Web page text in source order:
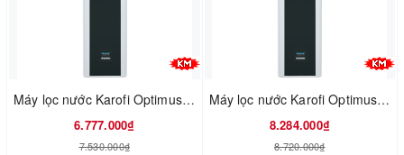
Máy lọc nước Karofi Optimus O-s128
6.777.000₫
7.530.000₫
Máy lọc nước Karofi Optimus O-i228
8.284.000₫
8.720.000₫